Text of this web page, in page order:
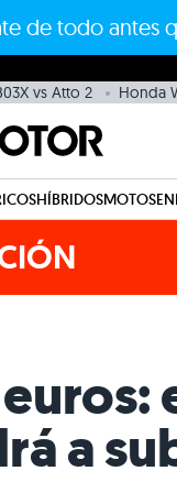
de todo antes
vs Atto 2 Honda
HÍBRIDOSMOTOS
a